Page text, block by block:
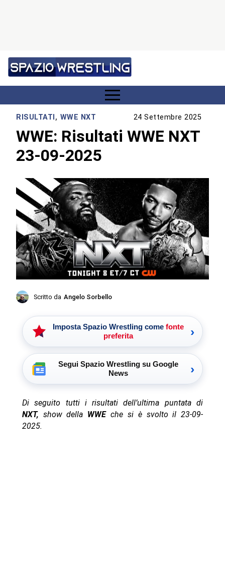
RISULTATI, WWE NXT 24 Settembre 2025
WWE: Risultati WWE NXT
23-09-2025
Scritto da Angelo Sorbello
Imposta Spazio Wrestling come fonte
preferita
›
Segui Spazio Wrestling su Google
News
›
Di seguito tutti i risultati dell’ultima puntata di
NXT, show della WWEche si è svolto il 23-09-
2025.